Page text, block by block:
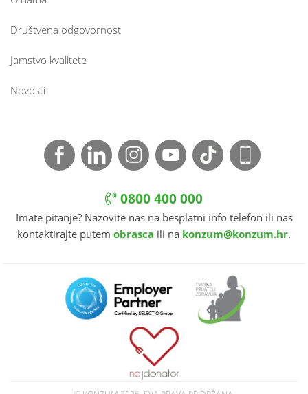
Društvena odgovornost
Jamstvo kvalitete
Novosti
0800 400 000
Imate pitanje? Nazovite nas na besplatni info telefon ili nas
kontaktirajte putem obrasca ili na konzum@konzum.hr.